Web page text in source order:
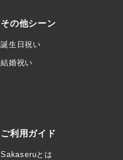
その他シーン
誕生日祝い
結婚祝い
ご利用ガイド
Sakaseruとは